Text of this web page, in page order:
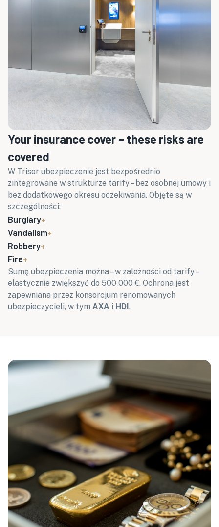
Your insurance cover – these risks are
covered
W Trisor ubezpieczenie jest bezpośrednio
zintegrowane w strukturze tarify – bez osobnej umowy i
bez dodatkowego okresu oczekiwania. Objęte są w
szczególności:
Burglary+
Vandalism+
Robbery+
Fire+
Sumę ubezpieczenia można – w zależności od tarify –
elastycznie zwiększyć do 500 000 €. Ochrona jest
zapewniana przez konsorcjum renomowanych
ubezpieczycieli, w tym AXA i HDI.